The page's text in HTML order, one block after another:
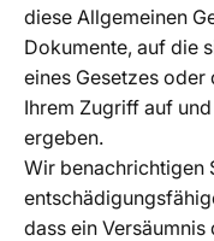
diese Allgemeinen
Dokumente, auf die
eines Gesetzes oder
Ihrem Zugriff auf
ergeben.
Wir benachrichtigen
dass ein